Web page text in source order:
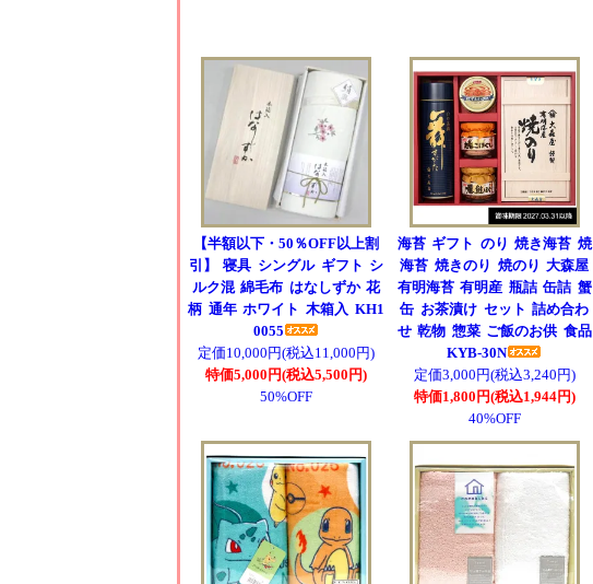
【半額以下・50％OFF以上割
引】 寝具 シングル ギフト シ
ルク混 綿毛布 はなしずか 花
柄 通年 ホワイト 木箱入 KH1
0055
定価10,000円(税込11,000円)
特価5,000円(税込5,500円)
50%OFF
海苔 ギフト のり 焼き海苔 焼
海苔 焼きのり 焼のり 大森屋
有明海苔 有明産 瓶詰 缶詰 蟹
缶 お茶漬け セット 詰め合わ
せ 乾物 惣菜 ご飯のお供 食品
KYB-30N
定価3,000円(税込3,240円)
特価1,800円(税込1,944円)
40%OFF